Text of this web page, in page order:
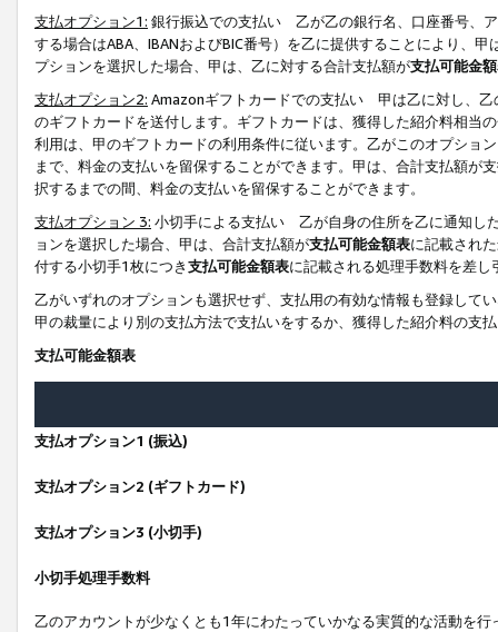
支払オプション1: 銀行振込での支払い 乙が乙の銀行名、口座番号、
する場合はABA、IBANおよびBIC番号）を乙に提供することにより、
プションを選択した場合、甲は、乙に対する合計支払額が支払可能金
支払オプション2: Amazonギフトカードでの支払い 甲は乙に対し、乙
のギフトカードを送付します。ギフトカードは、獲得した紹介料相当
利用は、甲のギフトカードの利用条件に従います。乙がこのオプショ
まで、料金の支払いを留保することができます。甲は、合計支払額が
択するまでの間、料金の支払いを留保することができます。
支払オプション 3: 小切手による支払い 乙が自身の住所を乙に通知し
ョンを選択した場合、甲は、合計支払額が支払可能金額表に記載され
付する小切手1枚につき支払可能金額表に記載される処理手数料を差し
乙がいずれのオプションも選択せず、支払用の有効な情報も登録して
甲の裁量により別の支払方法で支払いをするか、獲得した紹介料の支
支払可能金額表
支払オプション1 (振込)
支払オプション2 (ギフトカード)
支払オプション3 (小切手)
小切手処理手数料
乙のアカウントが少なくとも1年にわたっていかなる実質的な活動を